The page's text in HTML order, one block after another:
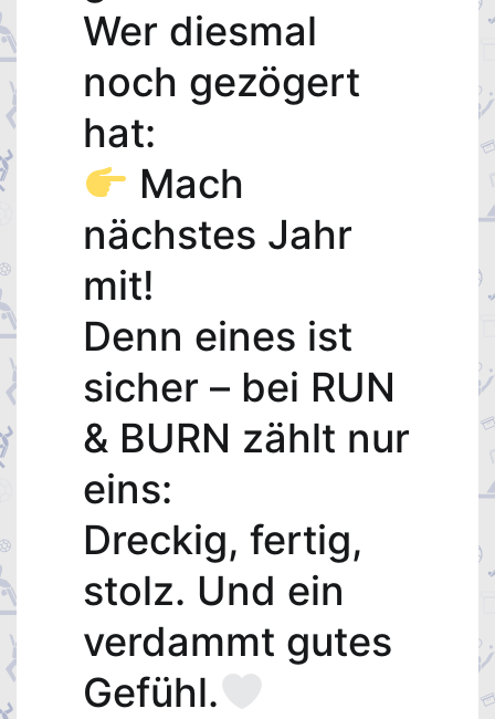
Wer diesmal
noch gezögert
hat:
Mach
nächstes Jahr
mit!
Denn eines ist
sicher – bei RUN
& BURN zählt nur
eins:
Dreckig, fertig,
stolz. Und ein
verdammt gutes
Gefühl.